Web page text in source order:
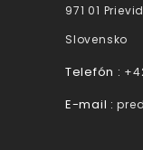
971 01
Slovensko
Telefón :
E-mail :